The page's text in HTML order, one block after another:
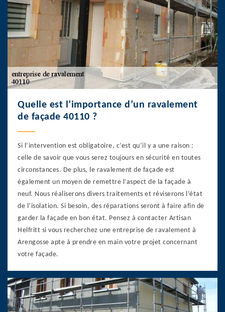
Quelle est l’importance d’un ravalement
de façade 40110 ?
Si l’intervention est obligatoire, c’est qu’il y a une raison :
celle de savoir que vous serez toujours en sécurité en toutes
circonstances. De plus, le ravalement de façade est
également un moyen de remettre l’aspect de la façade à
neuf. Nous réaliserons divers traitements et réviserons l’état
de l’isolation. Si besoin, des réparations seront à faire afin de
garder la façade en bon état. Pensez à contacter Artisan
Helfritt si vous recherchez une entreprise de ravalement à
Arengosse apte à prendre en main votre projet concernant
votre façade.